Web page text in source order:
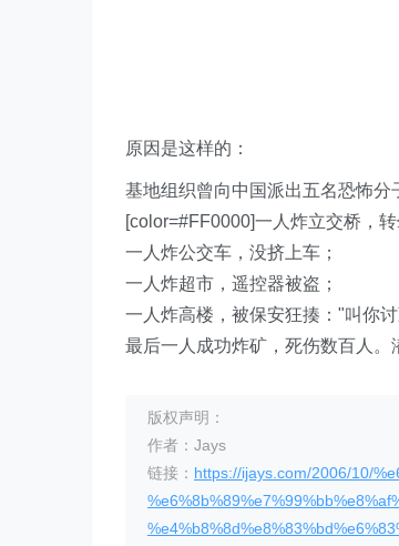
原因是这样的：
基地组织曾向中国派出五名恐怖分
[color=#FF0000]一人炸立交桥，转
一人炸公交车，没挤上车；
一人炸超市，遥控器被盗；
一人炸高楼，被保安狂揍："叫你讨
最后一人成功炸矿，死伤数百人
版权声明：
作者：Jays
链接： https://ijays.com/2006/10/